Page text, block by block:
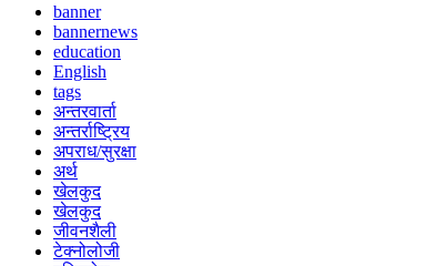
banner
bannernews
education
English
tags
अन्तरवार्ता
अन्तर्राष्ट्रिय
अपराध/सुरक्षा
अर्थ
खेलकुद
खेलकुद
जीवनशैली
टेक्नोलोजी